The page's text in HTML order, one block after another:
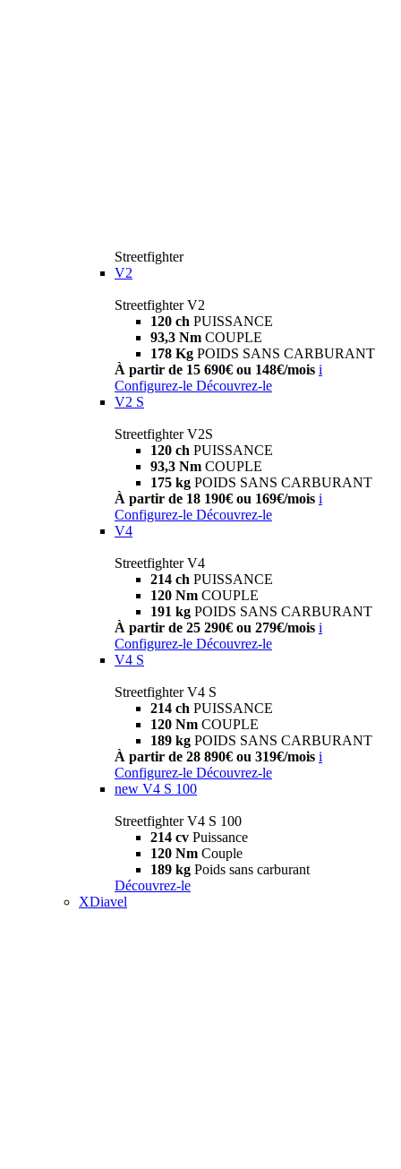
Streetfighter
V2
Streetfighter V2
120 ch PUISSANCE
93,3 Nm COUPLE
178 Kg POIDS SANS CARBURANT
À partir de 15 690€ ou 148€/mois i
Configurez-le Découvrez-le
V2 S
Streetfighter V2S
120 ch PUISSANCE
93,3 Nm COUPLE
175 kg POIDS SANS CARBURANT
À partir de 18 190€ ou 169€/mois i
Configurez-le Découvrez-le
V4
Streetfighter V4
214 ch PUISSANCE
120 Nm COUPLE
191 kg POIDS SANS CARBURANT
À partir de 25 290€ ou 279€/mois i
Configurez-le Découvrez-le
V4 S
Streetfighter V4 S
214 ch PUISSANCE
120 Nm COUPLE
189 kg POIDS SANS CARBURANT
À partir de 28 890€ ou 319€/mois i
Configurez-le Découvrez-le
new V4 S 100
Streetfighter V4 S 100
214 cv Puissance
120 Nm Couple
189 kg Poids sans carburant
Découvrez-le
XDiavel